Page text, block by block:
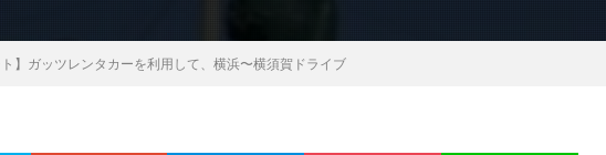
ト】ガッツレンタカーを利用して、横浜〜横須賀ドライブ